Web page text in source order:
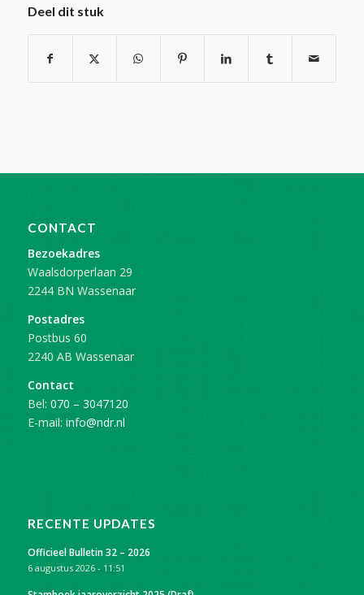
Deel dit stuk
CONTACT
Bezoekadres
Waalsdorperlaan 29
2244 BN Wassenaar
Postadres
Postbus 60
2240 AB Wassenaar
Contact
Bel: 070 – 3047120
E-mail: info@ndr.nl
RECENTE UPDATES
Officieel Bulletin 32 – 2026
6 augustus 2026 - 11:51